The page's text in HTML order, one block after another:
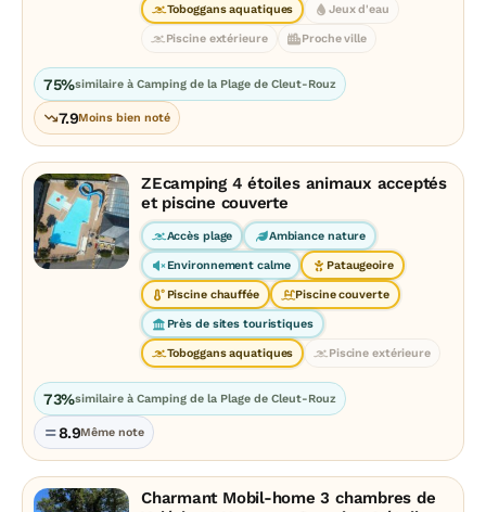
Toboggans aquatiques Jeux d'eau
Piscine extérieure Proche ville
75%similaire à Camping de la Plage de Cleut-Rouz
7.9Moins bien noté
ZEcamping 4 étoiles animaux acceptés
et piscine couverte
Accès plage Ambiance nature
Environnement calme Pataugeoire
Piscine chauffée Piscine couverte
Près de sites touristiques
Toboggans aquatiques Piscine extérieure
73%similaire à Camping de la Plage de Cleut-Rouz
8.9Même note
Charmant Mobil-home 3 chambres de